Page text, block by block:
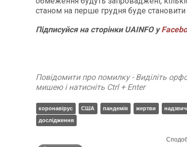
станом на перше грудня буде становити
Підписуйся на сторінки UAINFO у
Повідомити про помилку - Виділіть
мишею і натисніть Ctrl + Enter
коронавірус США пандемія жертви
дослідження